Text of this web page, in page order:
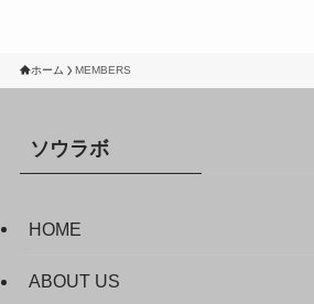
ホーム MEMBERS
ソウラボ
HOME
ABOUT US